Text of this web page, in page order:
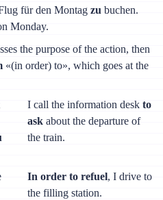
für den Montagzu buchen.
Monday.
the purpose of the action, then
«(in order) to», which goes at the
I call the information deskto
ask about the departure of
the train.
In order to refuel, I drive to
the filling station.